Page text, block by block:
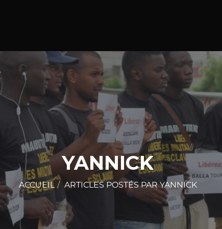
YANNICK
ACCUEIL ARTICLES POSTÉS PAR YANNICK